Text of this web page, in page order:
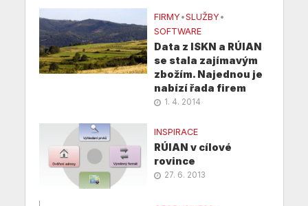
FIRMY •SLUŽBY •
SOFTWARE
Data z ISKN a RÚIAN
se stala zajímavým
zbožím. Najednou je
nabízí řada firem
1. 4. 2014
INSPIRACE
RÚIAN v cílové
rovince
27. 6. 2013